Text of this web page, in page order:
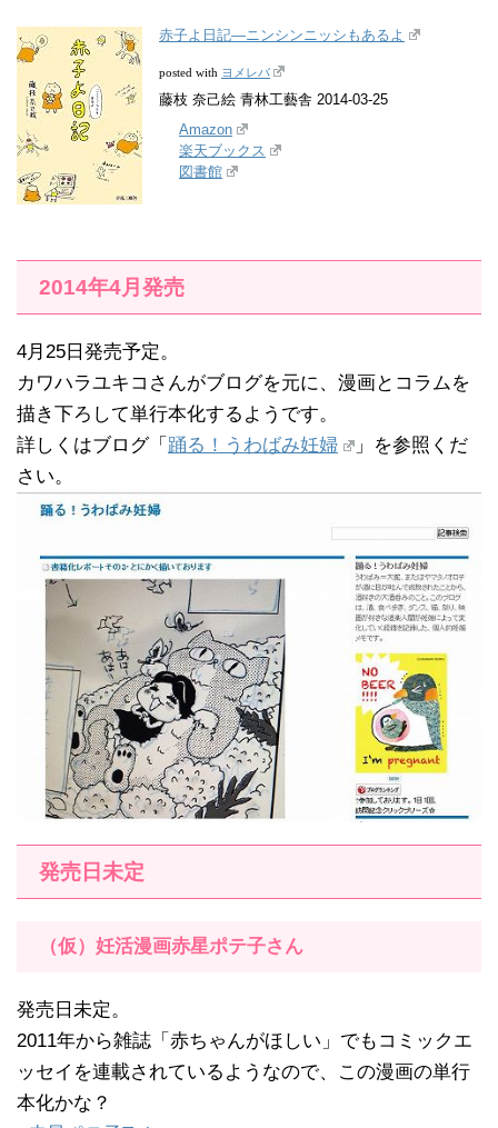
赤子よ日記―ニンシンニッシもあるよ
posted with ヨメレバ
藤枝 奈己絵 青林工藝舎 2014-03-25
Amazon
楽天ブックス
図書館
2014年4月発売
4月25日発売予定。
カワハラユキコさんがブログを元に、漫画とコラムを
描き下ろして単行本化するようです。
詳しくはブログ「 踊る！うわばみ妊婦
」を参照くだ
さい。
発売日未定
（仮）妊活漫画赤星ポテ子さん
発売日未定。
2011年から雑誌「赤ちゃんがほしい」でもコミックエ
ッセイを連載されているようなので、この漫画の単行
本化かな？